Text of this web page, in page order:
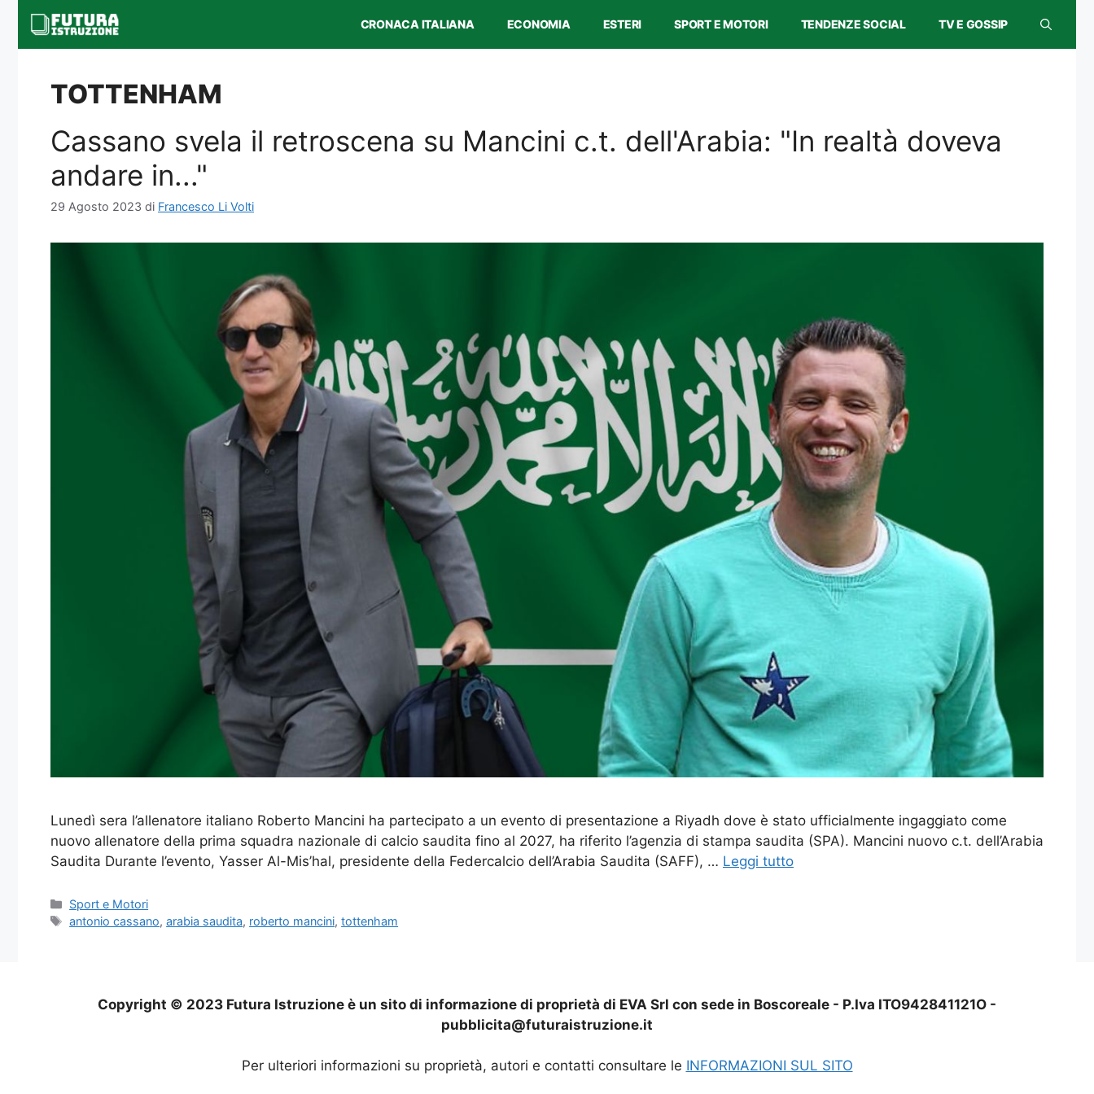
contenuto
CRONACA ITALIANA ECONOMIA ESTERI SPORT E MOTORI TENDENZE SOCIAL TV E GOSSIP
TOTTENHAM
Cassano svela il retroscena su Mancini c.t. dell'Arabia: "In realtà doveva
andare in..."
29 Agosto 2023 di Francesco Li Volti
Lunedì sera l’allenatore italiano Roberto Mancini ha partecipato a un evento di presentazione a Riyadh dove è stato ufficialmente ingaggiato come
nuovo allenatore della prima squadra nazionale di calcio saudita fino al 2027, ha riferito l’agenzia di stampa saudita (SPA). Mancini nuovo c.t. dell’Arabia
Saudita Durante l’evento, Yasser Al-Mis’hal, presidente della Federcalcio dell’Arabia Saudita (SAFF), … Leggi tutto
Categorie
Sport e Motori
Tag
antonio cassano,arabia saudita, roberto mancini,tottenham
Copyright © 2023 Futura Istruzione è un sito di informazione di proprietà di EVA Srl con sede in Boscoreale - P.Iva ITO942841121O -
pubblicita@futuraistruzione.it
Per ulteriori informazioni su proprietà, autori e contatti consultare le INFORMAZIONI SUL SITO